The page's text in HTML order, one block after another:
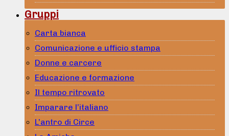
Gruppi
Carta bianca
Comunicazione e ufficio stampa
Donne e carcere
Educazione e formazione
Il tempo ritrovato
Imparare l’italiano
L’antro di Circe